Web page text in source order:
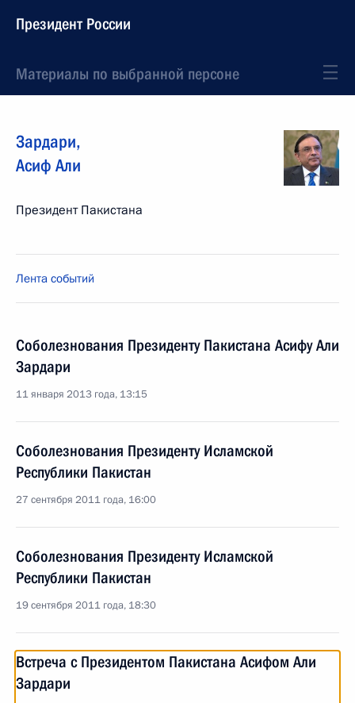
Президент России
Материалы по выбранной персоне
Зардари,
Асиф Али
Президент Пакистана
Лента событий
Соболезнования Президенту Пакистана Асифу Али
Зардари
11 января 2013 года, 13:15
Соболезнования Президенту Исламской
Республики Пакистан
27 сентября 2011 года, 16:00
Соболезнования Президенту Исламской
Республики Пакистан
19 сентября 2011 года, 18:30
Встреча с Президентом Пакистана Асифом Али
Зардари